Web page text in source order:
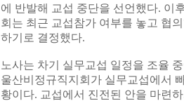
에 반발해 교섭 중단을 선언했다. 이
회는 최근 교섭참가 여부를 놓고 협
하기로 결정했다.
노사는 차기 실무교섭 일정을 조율
울산비정규직지회가 실무교섭에서
황이다. 교섭에서 진전된 안을 마련